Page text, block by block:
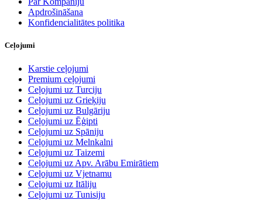
Apdrošināšana
Konfidencialitātes politika
Ceļojumi
Karstie ceļojumi
Premium ceļojumi
Ceļojumi uz Turciju
Ceļojumi uz Grieķiju
Ceļojumi uz Bulgāriju
Ceļojumi uz Ēģipti
Ceļojumi uz Spāniju
Ceļojumi uz Melnkalni
Ceļojumi uz Taizemi
Ceļojumi uz Apv. Arābu Emirātiem
Ceļojumi uz Vjetnamu
Ceļojumi uz Itāliju
Ceļojumi uz Tunisiju